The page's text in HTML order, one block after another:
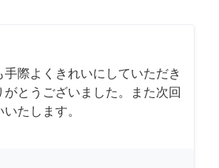
際よくきれいにしていただき
がとうございました。また次回
たします。